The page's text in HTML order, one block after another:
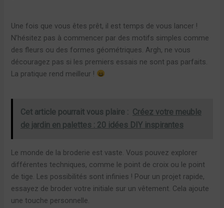
Une fois que vous êtes prêt, il est temps de vous lancer !
N’hésitez pas à commencer par des motifs simples comme
des fleurs ou des formes géométriques. Argh, ne vous
découragez pas si les premiers essais ne sont pas parfaits.
La pratique rend meilleur !
Cet article pourrait vous plaire : Créez votre meuble
de jardin en palettes : 20 idées DIY inspirantes
Le monde de la broderie est vaste. Vous pouvez explorer
différentes techniques, comme le point de croix ou le point
de tige. Les possibilités sont infinies ! Pour un projet rapide,
essayez de broder votre initiale sur un vêtement. Cela ajoute
une touche personnelle.